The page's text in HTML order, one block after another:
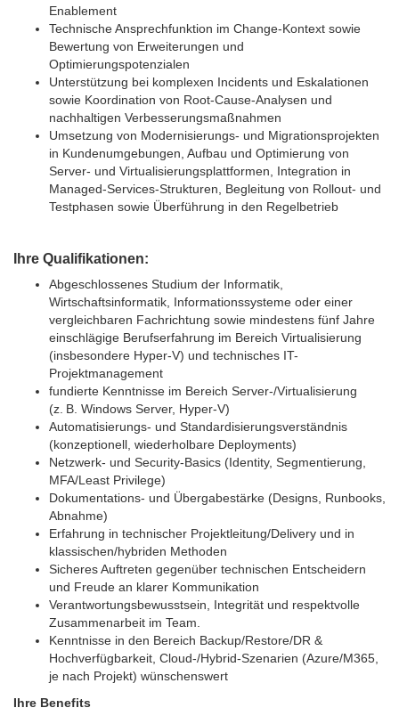
Enablement
Technische Ansprechfunktion im Change-Kontext sowie
Bewertung von Erweiterungen und
Optimierungspotenzialen
Unterstützung bei komplexen Incidents und Eskalationen
sowie Koordination von Root-Cause-Analysen und
nachhaltigen Verbesserungsmaßnahmen
Umsetzung von Modernisierungs- und Migrationsprojekten
in Kundenumgebungen, Aufbau und Optimierung von
Server- und Virtualisierungsplattformen, Integration in
Managed-Services-Strukturen, Begleitung von Rollout- und
Testphasen sowie Überführung in den Regelbetrieb
Ihre Qualifikationen:
Abgeschlossenes Studium der Informatik,
Wirtschaftsinformatik, Informationssysteme oder einer
vergleichbaren Fachrichtung sowie mindestens fünf Jahre
einschlägige Berufserfahrung im Bereich Virtualisierung
(insbesondere Hyper-V) und technisches IT-
Projektmanagement
fundierte Kenntnisse im Bereich Server-/Virtualisierung
(z. B. Windows Server, Hyper‑V)
Automatisierungs- und Standardisierungsverständnis
(konzeptionell, wiederholbare Deployments)
Netzwerk- und Security‑Basics (Identity, Segmentierung,
MFA/Least Privilege)
Dokumentations- und Übergabestärke (Designs, Runbooks,
Abnahme)
Erfahrung in technischer Projektleitung/Delivery und in
klassischen/hybriden Methoden
Sicheres Auftreten gegenüber technischen Entscheidern
und Freude an klarer Kommunikation
Verantwortungsbewusstsein, Integrität und respektvolle
Zusammenarbeit im Team.
Kenntnisse in den Bereich Backup/Restore/DR &
Hochverfügbarkeit, Cloud-/Hybrid‑Szenarien (Azure/M365,
je nach Projekt) wünschenswert
Ihre Benefits